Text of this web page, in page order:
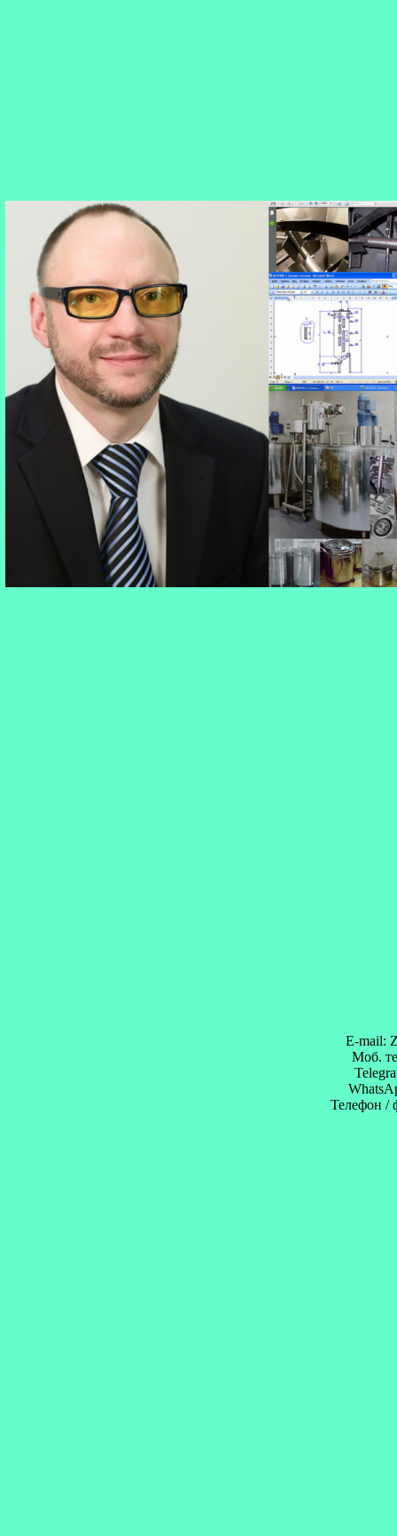
E-mail:
Моб.
Телефон /